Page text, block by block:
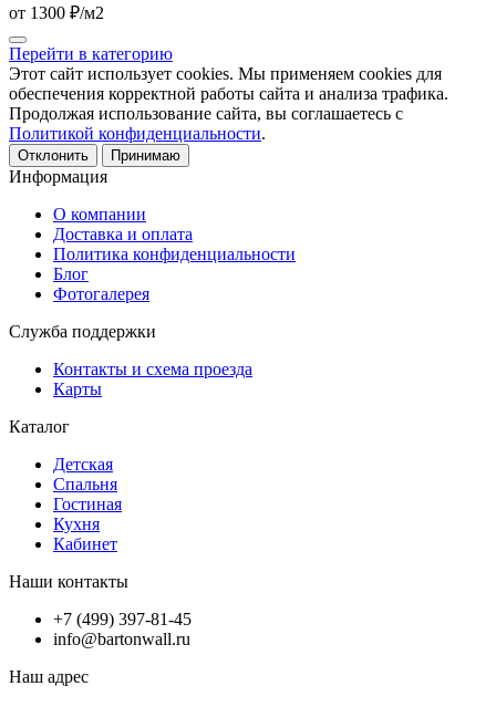
от 1300 ₽/м2
Перейти в категорию
Этот сайт использует cookies. Мы применяем cookies для
обеспечения корректной работы сайта и анализа трафика.
Продолжая использование сайта, вы соглашаетесь с
Политикой конфиденциальности.
Отклонить Принимаю
Информация
О компании
Доставка и оплата
Политика конфиденциальности
Блог
Фотогалерея
Служба поддержки
Контакты и схема проезда
Карты
Каталог
Детская
Спальня
Гостиная
Кухня
Кабинет
Наши контакты
+7 (499) 397-81-45
info@bartonwall.ru
Наш адрес